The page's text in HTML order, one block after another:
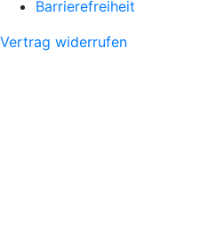
Barrierefreiheit
Vertrag widerrufen